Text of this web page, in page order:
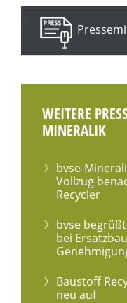
WEITERE
MINERALIK
bvse-
Vollzug
Recycler
bvse
bei
Baustoff
neu auf